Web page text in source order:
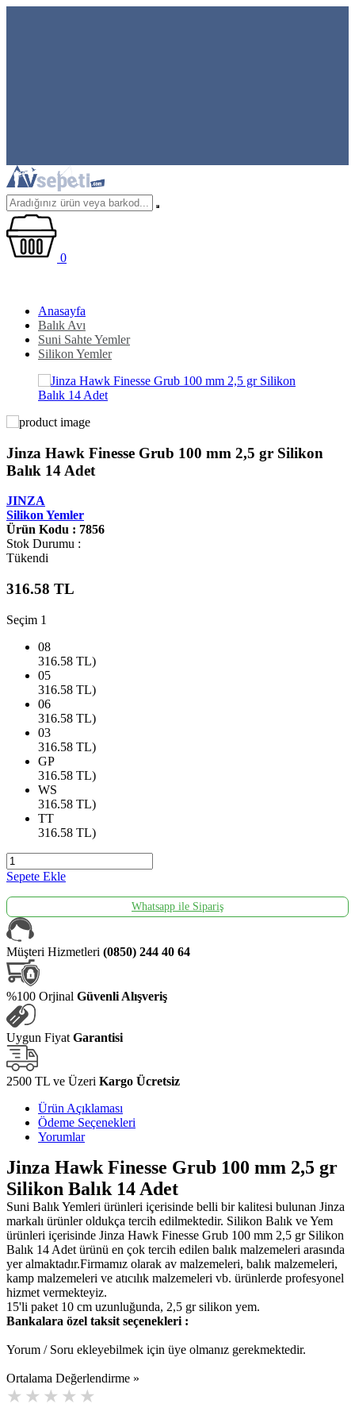
0
Anasayfa
Balık Avı
Suni Sahte Yemler
Silikon Yemler
Jinza Hawk Finesse Grub 100 mm 2,5 gr Silikon
Balık 14 Adet
JINZA
Silikon Yemler
Ürün Kodu : 7856
Stok Durumu :
Tükendi
316.58 TL
Seçim 1
08
316.58 TL)
05
316.58 TL)
06
316.58 TL)
03
316.58 TL)
GP
316.58 TL)
WS
316.58 TL)
TT
316.58 TL)
Sepete Ekle
Whatsapp ile Sipariş
Müşteri Hizmetleri (0850) 244 40 64
%100 Orjinal Güvenli Alışveriş
Uygun Fiyat Garantisi
2500 TL ve Üzeri Kargo Ücretsiz
Ürün Açıklaması
Ödeme Seçenekleri
Yorumlar
Jinza Hawk Finesse Grub 100 mm 2,5 gr
Silikon Balık 14 Adet
Suni Balık Yemleri ürünleri içerisinde belli bir kalitesi bulunan Jinza
markalı ürünler oldukça tercih edilmektedir. Silikon Balık ve Yem
ürünleri içerisinde Jinza Hawk Finesse Grub 100 mm 2,5 gr Silikon
Balık 14 Adet ürünü en çok tercih edilen balık malzemeleri arasında
yer almaktadır.Firmamız olarak av malzemeleri, balık malzemeleri,
kamp malzemeleri ve atıcılık malzemeleri vb. ürünlerde profesyonel
hizmet vermekteyiz.
15'li paket 10 cm uzunluğunda, 2,5 gr silikon yem.
Bankalara özel taksit seçenekleri :
Yorum / Soru ekleyebilmek için üye olmanız gerekmektedir.
Ortalama Değerlendirme »